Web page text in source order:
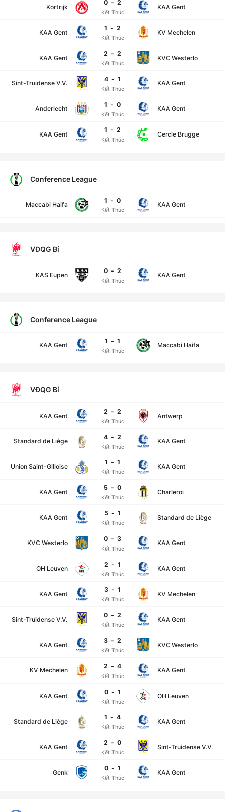
Kortrijk
Kết Thúc
0 - 2
KAA Gent
KAA Gent
Kết Thúc
1 - 2
KV Mechelen
KAA Gent
Kết Thúc
2 - 2
KVC Westerlo
Sint-Truidense V.V.
Kết Thúc
4 - 1
KAA Gent
Anderlecht
Kết Thúc
1 - 0
KAA Gent
KAA Gent
Kết Thúc
1 - 2
Cercle Brugge
Conference League
Maccabi Haifa
Kết Thúc
1 - 0
KAA Gent
VĐQG Bỉ
KAS Eupen
Kết Thúc
0 - 2
KAA Gent
Conference League
KAA Gent
Kết Thúc
1 - 1
Maccabi Haifa
VĐQG Bỉ
KAA Gent
Kết Thúc
2 - 2
Antwerp
Standard de Liège
Kết Thúc
4 - 2
KAA Gent
Union Saint-Gilloise
Kết Thúc
1 - 1
KAA Gent
KAA Gent
Kết Thúc
5 - 0
Charleroi
KAA Gent
Kết Thúc
5 - 1
Standard de Liège
KVC Westerlo
Kết Thúc
0 - 3
KAA Gent
OH Leuven
Kết Thúc
2 - 1
KAA Gent
KAA Gent
Kết Thúc
3 - 1
KV Mechelen
Sint-Truidense V.V.
Kết Thúc
0 - 2
KAA Gent
KAA Gent
Kết Thúc
3 - 2
KVC Westerlo
KV Mechelen
Kết Thúc
2 - 4
KAA Gent
KAA Gent
Kết Thúc
0 - 1
OH Leuven
Standard de Liège
Kết Thúc
1 - 4
KAA Gent
KAA Gent
Kết Thúc
2 - 0
Sint-Truidense V.V.
Genk
Kết Thúc
0 - 1
KAA Gent